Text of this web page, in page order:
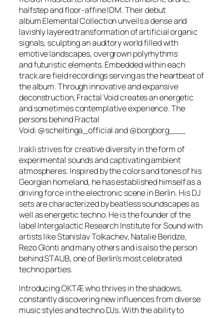
halfstep and floor-affine IDM. Their debut
album Elemental Collection unveils a dense and
lavishly layered transformation of artificial organic
signals, sculpting an auditory world filled with
emotive landscapes, overgrown polyrhythms
and futuristic elements. Embedded within each
track are field recordings serving as the heartbeat of
the album. Through innovative and expansive
deconstruction, Fractal Void creates an energetic
and sometimes contemplative experience. The
persons behind Fractal
Void: @scheltinga_official and @borgborg___
Irakli strives for creative diversity in the form of
experimental sounds and captivating ambient
atmospheres. Inspired by the colors and tones of his
Georgian homeland, he has established himself as a
driving force in the electronic scene in Berlin. His DJ
sets are characterized by beatless soundscapes as
well as energetic techno. He is the founder of the
label Intergalactic Research Institute for Sound with
artists like Stanislav Tolkachev, Natalie Beridze,
Rezo Glonti and many others and is also the person
behind STAUB, one of Berlin’s most celebrated
techno parties.
Introducing OKTÆ who thrives in the shadows,
constantly discovering new influences from diverse
music styles and techno DJs. With the ability to